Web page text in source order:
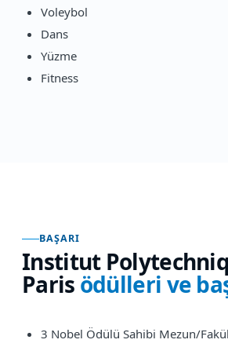
Voleybol
Dans
Yüzme
Fitness
BAŞARI
Institut
Paris ödülleri ve
3 Nobel Ödülü Sahibi Mezun/